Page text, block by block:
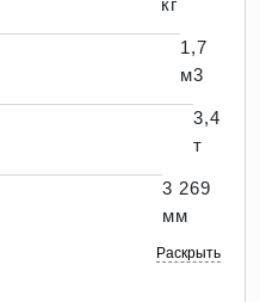
кг
1,7
м3
3,4
т
3 269
мм
Раскрыть